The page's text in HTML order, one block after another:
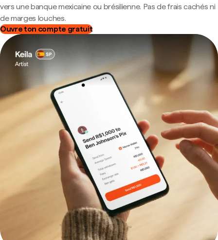
vers une banque mexicaine ou brésilienne. Pas de frais cachés ni
de marges louches.
Ouvre ton compte gratuit